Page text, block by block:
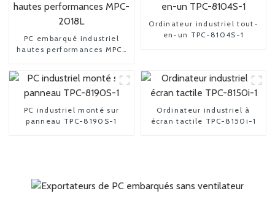
PC embarqué industriel
hautes performances MPC-
Ordinateur industriel tout-
en-un TPC-8104S-1
PC industriel monté sur
panneau TPC-8190S-1
Ordinateur industriel à
écran tactile TPC-8150i-1